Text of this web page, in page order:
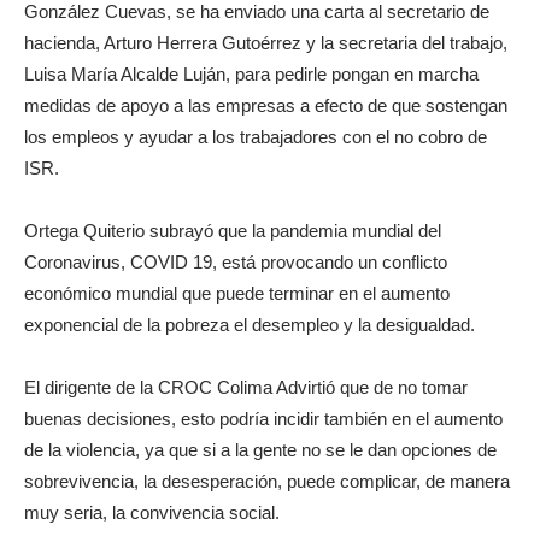
González Cuevas, se ha enviado una carta al secretario de
hacienda, Arturo Herrera Gutoérrez y la secretaria del trabajo,
Luisa María Alcalde Luján, para pedirle pongan en marcha
medidas de apoyo a las empresas a efecto de que sostengan
los empleos y ayudar a los trabajadores con el no cobro de
ISR.
Ortega Quiterio subrayó que la pandemia mundial del
Coronavirus, COVID 19, está provocando un conflicto
económico mundial que puede terminar en el aumento
exponencial de la pobreza el desempleo y la desigualdad.
El dirigente de la CROC Colima Advirtió que de no tomar
buenas decisiones, esto podría incidir también en el aumento
de la violencia, ya que si a la gente no se le dan opciones de
sobrevivencia, la desesperación, puede complicar, de manera
muy seria, la convivencia social.